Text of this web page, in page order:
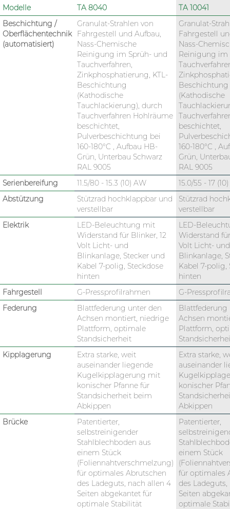
Modelle TA 8040
TA 10041
Beschichtung /
Oberflächentechnik
(automatisiert)
Granulat-Strahlen von
Fahrgestell und Aufbau,
Nass-Chemische
Reinigung im Sprüh- und
Tauchverfahren,
Zinkphosphatierung, KTL-
Beschichtung
(Kathodische
Tauchlackierung), durch
Tauchverfahren Hohlräume
beschichtet,
Pulverbeschichtung bei
160-180°C , Aufbau HB-
Grün, Unterbau Schwarz
RAL 9005
Granulat-
Fahrgestell
Nass-
Reinigung im
Beschichtung
(Kathodische
beschichtet,
160-180°C ,
Grün,
RAL 9005
Serienbereifung
11.5/80 - 15.3 (10) AW
15.0/55 - 17
Abstützung
Stützrad hochklappbar und
verstellbar
Stützrad
verstellbar
Elektrik
LED-Beleuchtung mit
Widerstand für Blinker, 12
Volt Licht- und
Blinkanlage, Stecker und
Kabel 7-polig, Steckdose
hinten
LED-
Widerstand
Volt Licht- und
Blinkanlage,
Kabel 7-polig,
hinten
Fahrgestell
G-Pressprofilrahmen
G-
Federung
Blattfederung unter den
Achsen montiert, niedrige
Plattform, optimale
Standsicherheit
Blattfederung
Achsen
Plattform,
Kipplagerung
Extra starke, weit
auseinander liegende
Kugelkipplagerung mit
konischer Pfanne für
Standsicherheit beim
Abkippen
Extra starke,
auseinander
konischer
Abkippen
Brücke
Patentierter,
selbstreinigender
Stahlblechboden aus
einem Stück
(Foliennahtverschmelzung)
für optimales Abrutschen
des Ladeguts, nach allen 4
Seiten abgekantet für
optimale Stabilität
Patentierter,
einem Stück
für optimales
des
Seiten
optimale